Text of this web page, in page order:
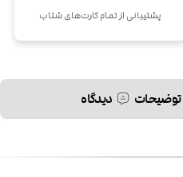
پشتیبانی از تمام کارت‌های شتاب
توضیحات دیدگاه